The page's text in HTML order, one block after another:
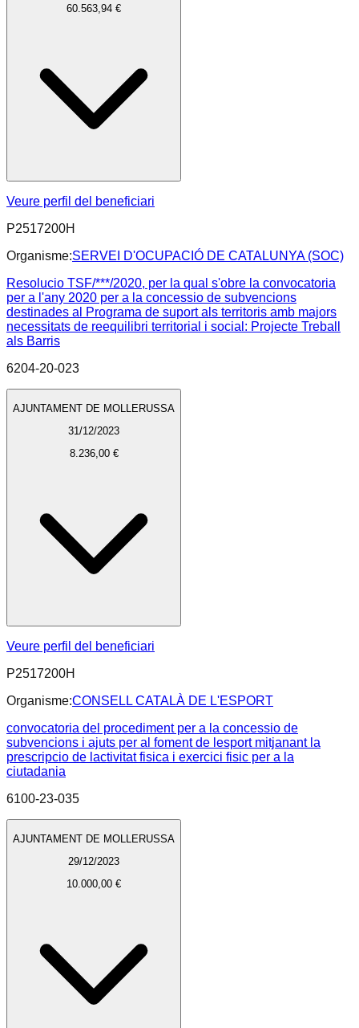
60.563,94 €
Veure perfil del beneficiari
P2517200H
Organisme:SERVEI D'OCUPACIÓ DE CATALUNYA (SOC)
Resolucio TSF/***/2020, per la qual s'obre la convocatoria
per a l'any 2020 per a la concessio de subvencions
destinades al Programa de suport als territoris amb majors
necessitats de reequilibri territorial i social: Projecte Treball
als Barris
6204-20-023
AJUNTAMENT DE MOLLERUSSA
31/12/2023
8.236,00 €
Veure perfil del beneficiari
P2517200H
Organisme:CONSELL CATALÀ DE L'ESPORT
convocatoria del procediment per a la concessio de
subvencions i ajuts per al foment de lesport mitjanant la
prescripcio de lactivitat fisica i exercici fisic per a la
ciutadania
6100-23-035
AJUNTAMENT DE MOLLERUSSA
29/12/2023
10.000,00 €